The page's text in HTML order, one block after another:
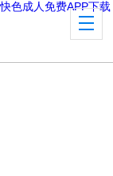
色成人免费APP下载